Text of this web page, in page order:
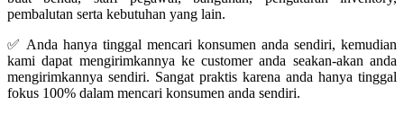
pembalutan serta kebutuhan yang lain.
✅ Anda hanya tinggal mencari konsumen anda sendiri, kemudian
kami dapat mengirimkannya ke customer anda seakan-akan anda
mengirimkannya sendiri. Sangat praktis karena anda hanya tinggal
fokus 100% dalam mencari konsumen anda sendiri.